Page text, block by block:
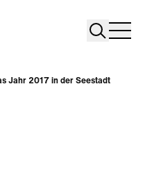
Search
Jahr 2017 in der Seestadt